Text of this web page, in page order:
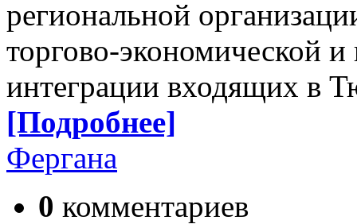
региональной
торгово-экономической
интеграции входящих в
[Подробнее]
Фергана
0 комментариев